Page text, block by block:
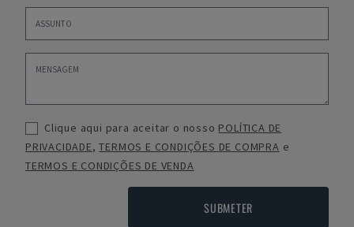
Clique aqui para aceitar o nosso POLÍTICA DE
PRIVACIDADE,TERMOS E CONDIÇÕES DE COMPRA e
TERMOS E CONDIÇÕES DE VENDA
SUBMETER